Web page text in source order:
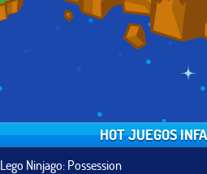
HOT JUEGOS
Lego Ninjago: Possession